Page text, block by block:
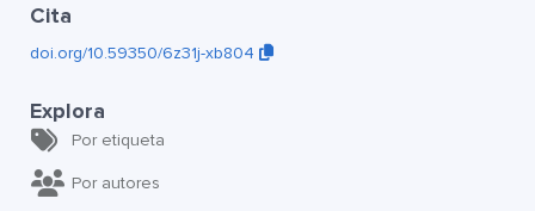
Cita
doi.org/10.59350/6z31j-xb804
Explora
Por etiqueta
Por autores